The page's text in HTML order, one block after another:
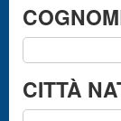
CITTÀ